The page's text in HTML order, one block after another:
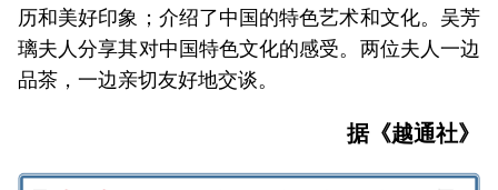
历和美好印象；介绍了中国的特色艺术和文化。吴芳
璃夫人分享其对中国特色文化的感受。两位夫人一边
品茶，一边亲切友好地交谈。
据《越通社》